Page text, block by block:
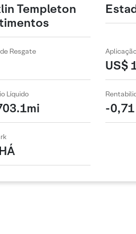
Templeton
Resgate
US$
Líquido
-0,71